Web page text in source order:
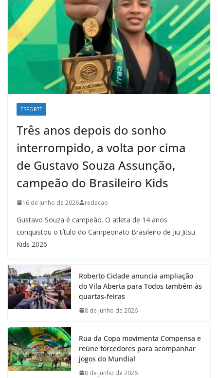
ESPORTE
Três anos depois do sonho
interrompido, a volta por cima
de Gustavo Souza Assunção,
campeão do Brasileiro Kids
16 de junho de 2026 redacao
Gustavo Souza é campeão. O atleta de 14 anos
conquistou o título do Campeonato Brasileiro de Jiu Jitsu
Kids 2026
Roberto Cidade anuncia ampliação
do Vila Aberta para Todos também às
quartas-feiras
8 de junho de 2026
Rua da Copa movimenta Compensa e
reúne torcedores para acompanhar
jogos do Mundial
8 de junho de 2026